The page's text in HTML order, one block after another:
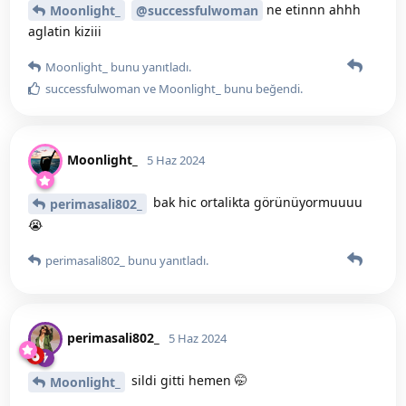
Moonlight_ @successfulwoman ne etinnn ahhh
aglatin kiziii
Moonlight_ bunu yanıtladı.
successfulwoman ve Moonlight_ bunu beğendi.
Moonlight_ 5 Haz 2024
perimasali802_
bak hic ortalikta görünüyormuuuu
😭
perimasali802_ bunu yanıtladı.
perimasali802_ 5 Haz 2024
Moonlight_ sildi gitti hemen 🤭